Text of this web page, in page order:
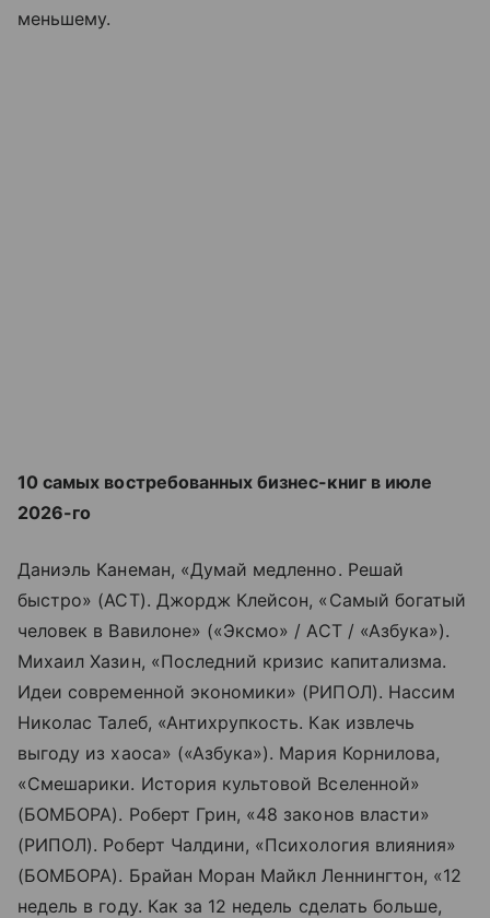
меньшему.
10 самых востребованных бизнес-книг в июле
2026-го
Даниэль Канеман, «Думай медленно. Решай
быстро» (АСТ). Джордж Клейсон, «Самый богатый
человек в Вавилоне» («Эксмо» / АСТ / «Азбука»).
Михаил Хазин, «Последний кризис капитализма.
Идеи современной экономики» (РИПОЛ). Нассим
Николас Талеб, «Антихрупкость. Как извлечь
выгоду из хаоса» («Азбука»). Мария Корнилова,
«Смешарики. История культовой Вселенной»
(БОМБОРА). Роберт Грин, «48 законов власти»
(РИПОЛ). Роберт Чалдини, «Психология влияния»
(БОМБОРА). Брайан Моран Майкл Леннингтон, «12
недель в году. Как за 12 недель сделать больше,